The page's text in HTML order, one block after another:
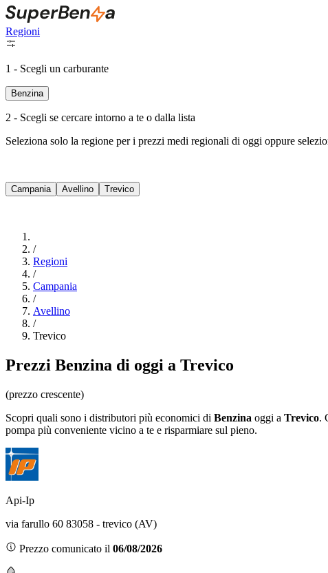
Regioni
1 - Scegli un carburante
Benzina
2 - Scegli se cercare intorno a te o dalla lista
Seleziona solo la regione per i prezzi medi regionali di oggi oppure
Campania Avellino Trevico
/
Regioni
/
Campania
/
Avellino
/
Trevico
Prezzi Benzina di oggi a Trevico
(prezzo crescente)
Scopri quali sono i distributori più economici di Benzina oggi a Trevico.
pompa più conveniente vicino a te e risparmiare sul pieno.
Api-Ip
via farullo 60 83058 - trevico (AV)
Prezzo comunicato il 06/08/2026